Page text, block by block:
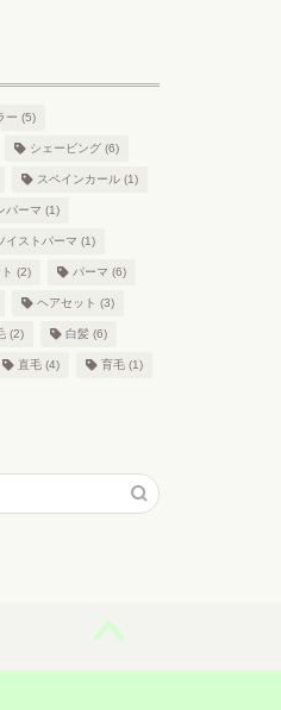
ー (5)
シェービング(6)
スペインカール(1)
パーマ (1)
イストパーマ (1)
(2) パーマ (6)
ヘアセット (3)
(2) 白髪(6)
直毛(4) 育毛(1)